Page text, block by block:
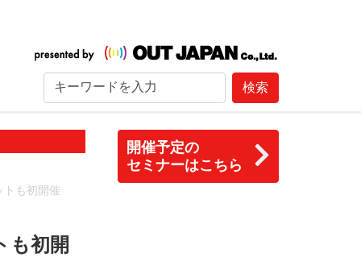
検索
開催予定の
セミナーはこちら
トも初開催
も初開